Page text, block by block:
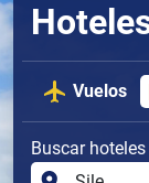
Vuelos
Buscar hoteles